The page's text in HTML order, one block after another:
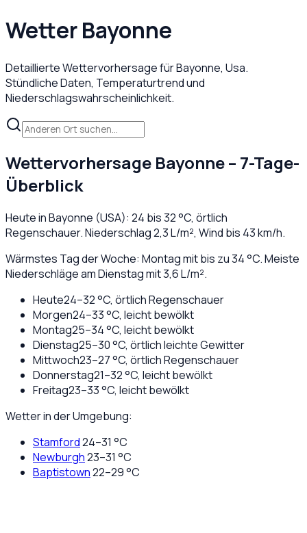
WetterBayonne
Detaillierte Wettervorhersage fürBayonne, Usa.
Stündliche Daten, Temperaturtrend und
Niederschlagswahrscheinlichkeit.
Wettervorhersage Bayonne– 7-Tage-
Überblick
Heute inBayonne (USA): 24 bis32°C, örtlich
Regenschauer. Niederschlag2,3L/m², Wind bis 43km/h.
Wärmstes Tag der Woche: Montag mit bis zu 34 °C. Meiste
Niederschläge am Dienstag mit 3,6 L/m².
Heute24–32°C, örtlich Regenschauer
Morgen24–33°C, leicht bewölkt
Montag25–34°C, leicht bewölkt
Dienstag25–30°C, örtlich leichte Gewitter
Mittwoch23–27°C, örtlich Regenschauer
Donnerstag21–32°C, leicht bewölkt
Freitag23–33°C, leicht bewölkt
Wetter in der Umgebung:
Stamford24–31 °C
Newburgh23–31 °C
Baptistown22–29°C